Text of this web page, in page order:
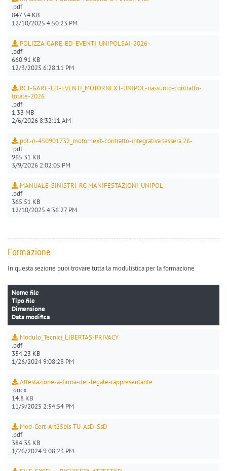
.pdf
847.54 KB
12/10/2025 4:50:23 PM
POLIZZA-GARE-ED-EVENTI_UNIPOLSAI-2026-
.pdf
660.91 KB
12/3/2025 6:28:11 PM
RCT-GARE-ED-EVENTI_MOTORNEXT-UNIPOL-riassunto-contratto-
totale-2026
.pdf
1.33 MB
2/6/2026 8:32:11 AM
pol.-n-450901732_motornext-contratto-integrativa tessera 26-
.pdf
965.31 KB
3/9/2026 2:02:05 PM
MANUALE-SINISTRI-RC-MANIFESTAZIONI-UNIPOL
.pdf
365.51 KB
12/10/2025 4:36:27 PM
Formazione
In questa sezione puoi trovare tutta la modulistica per la formazione
Nome file
Tipo file
Dimensione
Data modifica
Modulo_Tecnici_LIBERTAS-PRIVACY
.pdf
354.23 KB
1/26/2024 9:08:28 PM
Attestazione-a-firma-del-legale-rappresentante
.docx
14.8 KB
11/9/2025 2:54:54 PM
Mod-Cert-Art25bis-TU-AsD-SsD
.pdf
384.35 KB
1/26/2024 9:08:23 PM